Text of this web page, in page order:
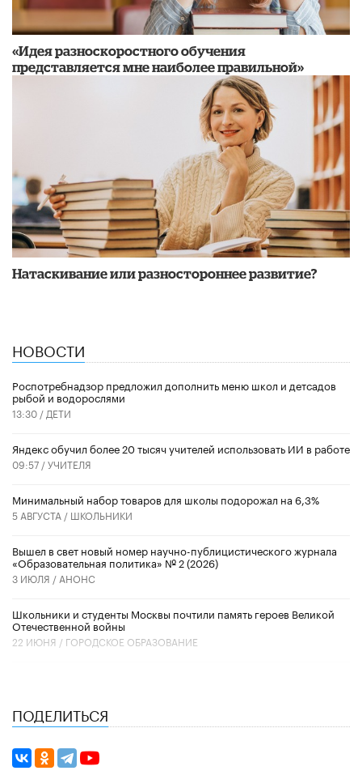
«Идея разноскоростного обучения
представляется мне наиболее правильной»
​Натаскивание или разностороннее развитие?
НОВОСТИ
Роспотребнадзор предложил дополнить меню школ и детсадов
рыбой и водорослями
13:30 / ДЕТИ
​Яндекс обучил более 20 тысяч учителей использовать ИИ в работе
09:57 /УЧИТЕЛЯ
Минимальный набор товаров для школы подорожал на 6,3%
5 АВГУСТА / ШКОЛЬНИКИ
Вышел в свет новый номер научно-публицистического журнала
«Образовательная политика» № 2 (2026)
3 ИЮЛЯ / АНОНС
Школьники и студенты Москвы почтили память героев Великой
Отечественной войны
22 ИЮНЯ / ГОРОДСКОЕ ОБРАЗОВАНИЕ
ПОДЕЛИТЬСЯ